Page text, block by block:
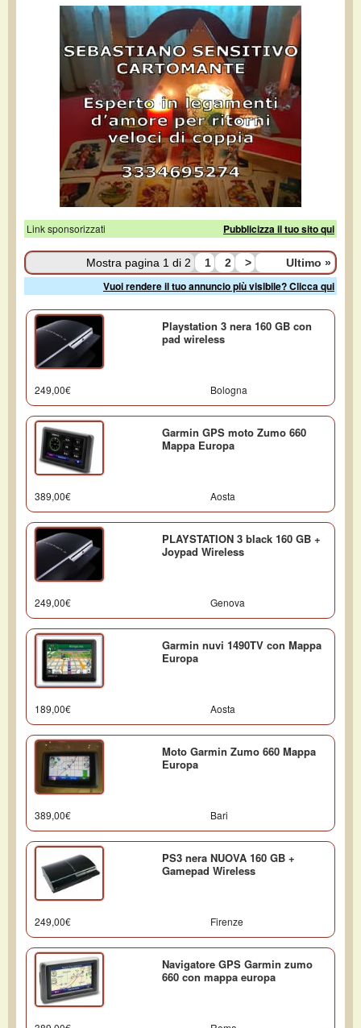
Link sponsorizzati Pubblicizza il tuo sito qui
Mostra pagina 1 di 2 1 2 > Ultimo »
Vuoi rendere il tuo annuncio più visibile? Clicca qui
Playstation 3 nera 160 GB con
pad wireless
249,00€ Bologna
Garmin GPS moto Zumo 660
Mappa Europa
389,00€ Aosta
PLAYSTATION 3 black 160 GB +
Joypad Wireless
249,00€ Genova
Garmin nuvi 1490TV con Mappa
Europa
189,00€ Aosta
Moto Garmin Zumo 660 Mappa
Europa
389,00€ Bari
PS3 nera NUOVA 160 GB +
Gamepad Wireless
249,00€ Firenze
Navigatore GPS Garmin zumo
660 con mappa europa